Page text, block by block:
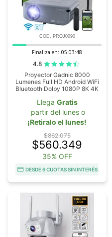
COD. PROJ0090
Finaliza en: 05:03:46
4.8
Proyector Gadnic 8000
Lumenes Full HD Android WiFi
Bluetooth Dolby 1080P 8K 4K
Llega Gratis
partir del lunes o
¡Retiralo el lunes!
$862.075
$560.349
35% OFF
DESDE 6 CUOTAS SIN INTERÉS